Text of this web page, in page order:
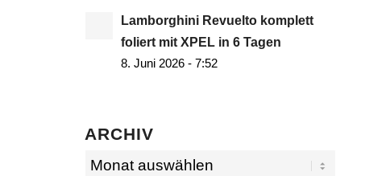
Lamborghini Revuelto komplett
foliert mit XPEL in 6 Tagen
8. Juni 2026 - 7:52
ARCHIV